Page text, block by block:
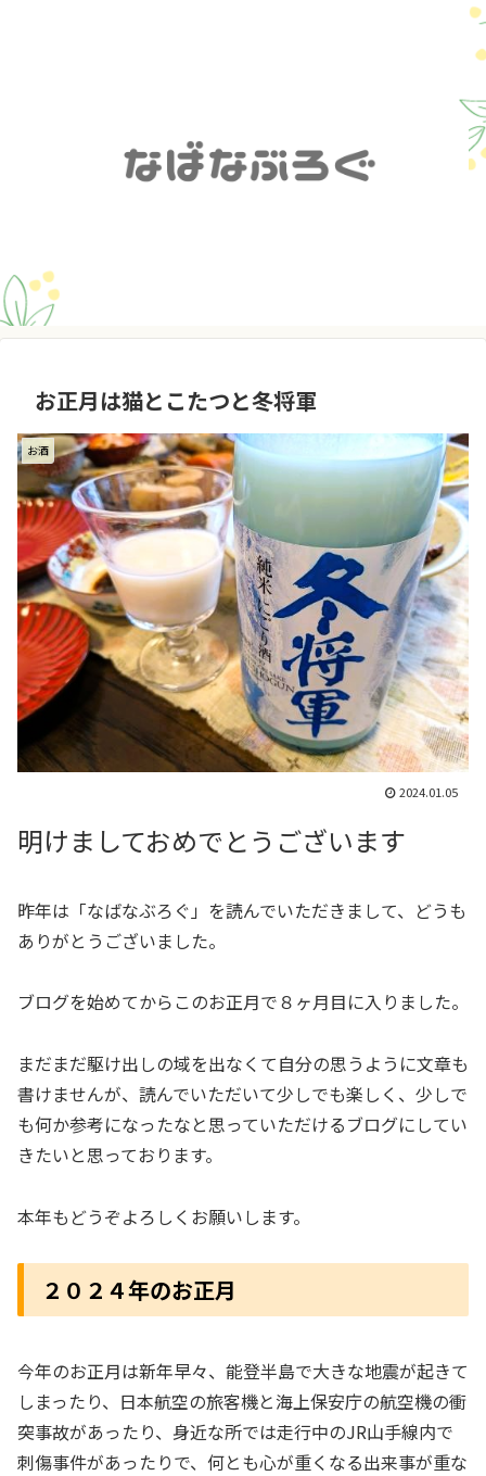
お正月は猫とこたつと冬将軍
お酒
2024.01.05
明けましておめでとうございます
昨年は「なばなぶろぐ」を読んでいただきまして、どうも
ありがとうございました。
ブログを始めてからこのお正月で８ヶ月目に入りました。
まだまだ駆け出しの域を出なくて自分の思うように文章も
書けませんが、読んでいただいて少しでも楽しく、少しで
も何か参考になったなと思っていただけるブログにしてい
きたいと思っております。
本年もどうぞよろしくお願いします。
２０２４年のお正月
今年のお正月は新年早々、能登半島で大きな地震が起きて
しまったり、日本航空の旅客機と海上保安庁の航空機の衝
突事故があったり、身近な所では走行中のJR山手線内で
刺傷事件があったりで、何とも心が重くなる出来事が重な